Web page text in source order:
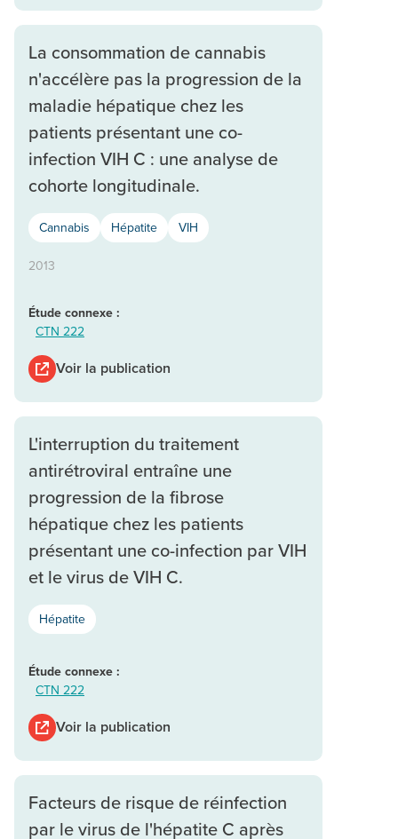
La consommation de cannabis
n'accélère pas la progression de la
maladie hépatique chez les
patients présentant une co-
infection VIH C : une analyse de
cohorte longitudinale.
Cannabis Hépatite VIH
2013
Étude connexe :
CTN 222
Voir la publication
L'interruption du traitement
antirétroviral entraîne une
progression de la fibrose
hépatique chez les patients
présentant une co-infection par VIH
et le virus de VIH C.
Hépatite
Étude connexe :
CTN 222
Voir la publication
Facteurs de risque de réinfection
par le virus de l'hépatite C après